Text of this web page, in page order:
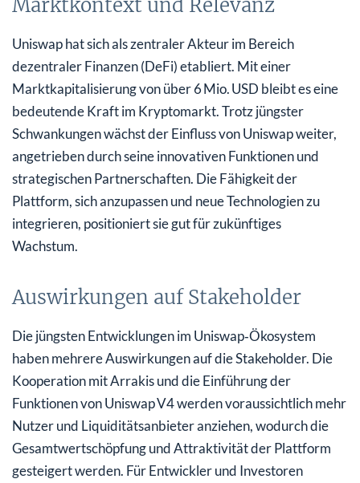
Marktkontext und Relevanz
Uniswap hat sich als zentraler Akteur im Bereich
dezentraler Finanzen (DeFi) etabliert. Mit einer
Marktkapitalisierung von über 6 Mio. USD bleibt es eine
bedeutende Kraft im Kryptomarkt. Trotz jüngster
Schwankungen wächst der Einfluss von Uniswap weiter,
angetrieben durch seine innovativen Funktionen und
strategischen Partnerschaften. Die Fähigkeit der
Plattform, sich anzupassen und neue Technologien zu
integrieren, positioniert sie gut für zukünftiges
Wachstum.
Auswirkungen auf Stakeholder
Die jüngsten Entwicklungen im Uniswap‑Ökosystem
haben mehrere Auswirkungen auf die Stakeholder. Die
Kooperation mit Arrakis und die Einführung der
Funktionen von Uniswap V4 werden voraussichtlich mehr
Nutzer und Liquiditätsanbieter anziehen, wodurch die
Gesamtwertschöpfung und Attraktivität der Plattform
gesteigert werden. Für Entwickler und Investoren